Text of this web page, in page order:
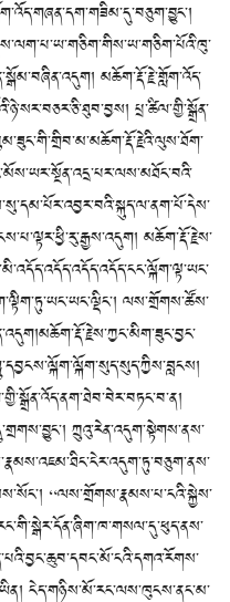
མཆོག་རྡོ་རྗེ་གློག་འོད་
པྲ་ཚིལ་གྱི་སྒྲོན་
མཆོག་རྡོ་རྗེས་
ལས་གྲོགས་ཚོས་
ཀྲུའུ་རེན་འདུག་སྟེགས་ནས་
“ལས་གྲོགས་རྣམས་པ་ངའི་སྐྱེས་
ངེད་གཉིས་མོ་རང་ལས་ཁུངས་ནང་མ་